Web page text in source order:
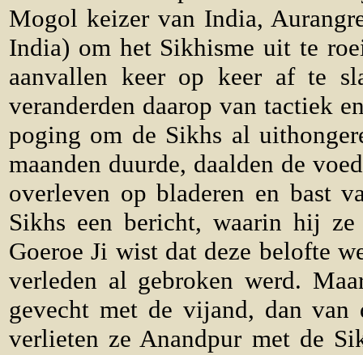
Mogol keizer van India,
India) om het Sikhisme uit te
aanvallen keer op keer af te
veranderden daarop van tactiek
poging om de Sikhs al
maanden duurde, daalden de
overleven op bladeren en bast
Sikhs een bericht, waarin hij
Goeroe Ji wist dat deze belofte
verleden al gebroken werd.
gevecht met de vijand, dan van
verlieten ze Anandpur met de